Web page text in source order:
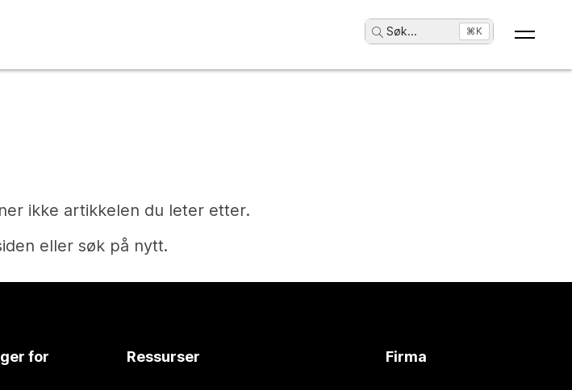
Søk... ⌘K
ikke artikkelen du leter etter.
eller søk på nytt.
du et svar?
for Ressurser Firma